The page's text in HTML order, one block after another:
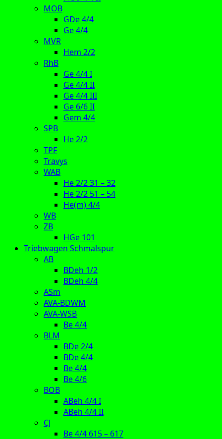
MOB
GDe 4/4
Ge 4/4
MVR
Hem 2/2
RhB
Ge 4/4 I
Ge 4/4 II
Ge 4/4 III
Ge 6/6 II
Gem 4/4
SPB
He 2/2
TPF
Travys
WAB
He 2/2 31 – 32
He 2/2 51 – 54
He(m) 4/4
WB
ZB
HGe 101
Triebwagen Schmalspur
AB
BDeh 1/2
BDeh 4/4
ASm
AVA-BDWM
AVA-WSB
Be 4/4
BLM
BDe 2/4
BDe 4/4
Be 4/4
Be 4/6
BOB
ABeh 4/4 I
ABeh 4/4 II
CJ
Be 4/4 615 – 617